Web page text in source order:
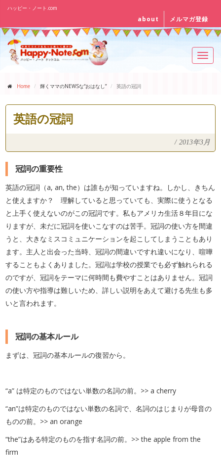
ハッピー・ノート.com
about メルマガ登録
Home 輝くママのNEWSな“おはなし” 英語の冠詞
英語の冠詞
/ 2013年3月
冠詞の重要性
英語の冠詞（a, an, the）は誰もが知っていますね。しかし、きちん
と使えますか？ 理解していると思っていても、実際に使うとなる
と上手く使えないのがこの冠詞です。私もアメリカ生活８年目にな
りますが、未だに冠詞を使いこなすのは苦手。冠詞の使い方を間違
うと、大きなミスコミュニケーションを起こしてしまうこともあり
ます。主人と出会った当時、冠詞の間違いですれ違いになり、喧嘩
することもよくありました。冠詞は学校の授業でも必ず触れられる
のですが、冠詞をテーマに何時間も費やすことはありません。冠詞
の使い方や指導は難しいため、詳しい説明をあえて避ける先生も多
いと言われます。
冠詞の基本ルール
まずは、冠詞の基本ルールの復習から。
“a” は特定のものではない単数の名詞の前。>> a cherry
“an”は特定のものではない単数の名詞で、名詞のはじまりが母音の
ものの前。>> an orange
“the”はある特定のものを指す名詞の前。>> the apple from the
firm